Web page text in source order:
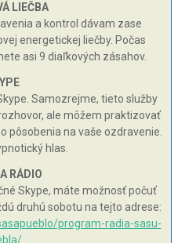
LIEČBA
a kontrol dávam zase
energetickej liečby. Počas
asi 9 diaľkových zásahov.
Samozrejme, tieto služby
ale môžem praktizovať
pôsobenia na vaše ozdravenie.
hlas.
RÁDIO
Skype, máte možnosť počuť
druhú sobotu na tejto adrese:
program-radia-sasu-